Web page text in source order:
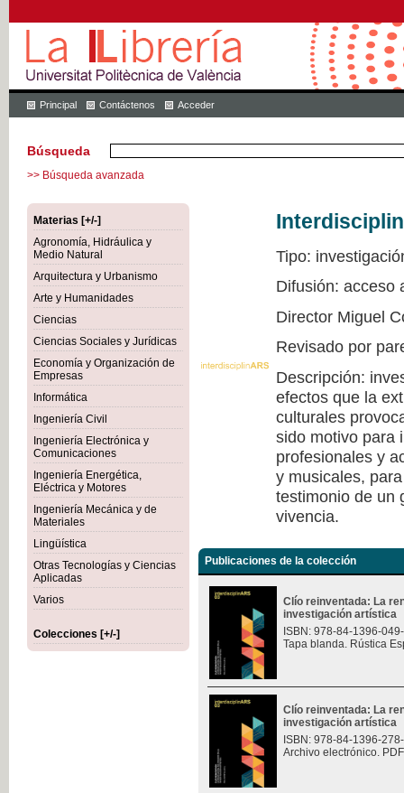
Principal Contáctenos Acceder
Búsqueda
>> Búsqueda avanzada
Materias [+/-]
Agronomía, Hidráulica y
Medio Natural
Arquitectura y Urbanismo
Arte y Humanidades
Ciencias
Ciencias Sociales y Jurídicas
Economía y Organización de
Empresas
Informática
Ingeniería Civil
Ingeniería Electrónica y
Comunicaciones
Ingeniería Energética,
Eléctrica y Motores
Ingeniería Mecánica y de
Materiales
Lingüística
Otras Tecnologías y Ciencias
Aplicadas
Varios
Colecciones [+/-]
Tipo:
Difusión: acceso
Director Miguel
Revisado por
Descripción:
efectos que la
culturales
sido motivo para
profesionales y
y musicales,
testimonio de un
vivencia.
Publicaciones de la colección
Clío reinventada: La
investigación artística
ISBN: 978-84-1396-
Tapa blanda. Rústica
Clío reinventada: La
investigación artística
ISBN: 978-84-1396-
Archivo electrónico.